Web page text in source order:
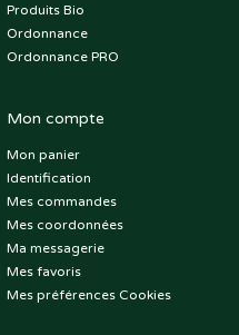
Produits Bio
Ordonnance
Ordonnance PRO
Mon compte
Mon panier
Identification
Mes commandes
Mes coordonnées
Ma messagerie
Mes favoris
Mes préférences Cookies